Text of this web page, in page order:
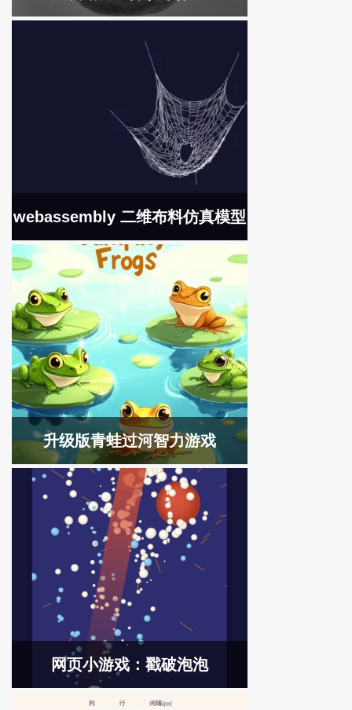
webassembly 二维布料仿真模型
升级版青蛙过河智力游戏
网页小游戏：戳破泡泡